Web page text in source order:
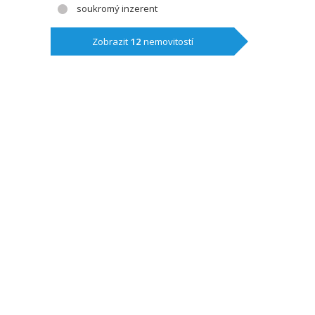
soukromý inzerent
Zobrazit 12 nemovitostí